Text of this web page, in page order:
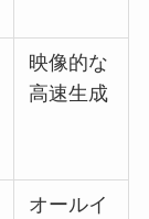
映像的な
高速生成
オールイ